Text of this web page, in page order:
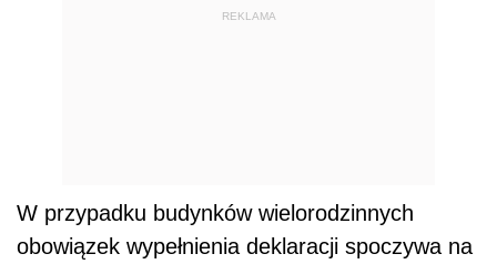
REKLAMA
W przypadku budynków wielorodzinnych
obowiązek wypełnienia deklaracji spoczywa na